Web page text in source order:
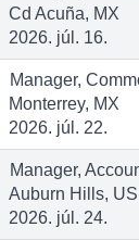
Cd Acuña, MX
2026. júl. 16.
Manager,
Monterrey, MX
2026. júl. 22.
Manager,
Auburn Hills, US
2026. júl. 24.